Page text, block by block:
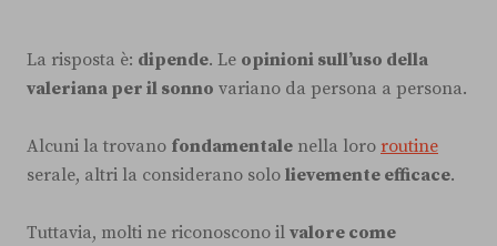
La risposta è: dipende. Le opinioni sull’uso della
valeriana per il sonno variano da persona a persona.
Alcuni la trovano fondamentale nella loro routine
serale, altri la considerano solo lievemente efficace.
Tuttavia, molti ne riconoscono il valore come